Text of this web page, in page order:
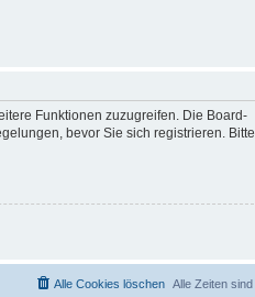
Funktionen zuzugreifen. Die Board-
bevor Sie sich registrieren. Bitte
Alle Zeiten sind
Alle Cookies löschen